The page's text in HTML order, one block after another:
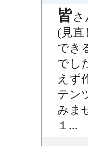
皆
(見
でき
でし
えず
テン
みま
１...